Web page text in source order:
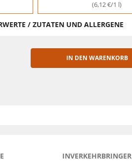
(6,12 €/1 l)
/ ZUTATEN UND ALLERGENE
IN DEN WARENKORB
INVERKEHRBRINGER